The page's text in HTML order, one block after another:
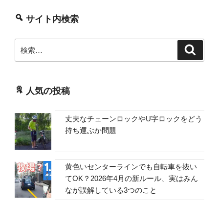
サイト内検索
索:
人気の投稿
丈夫なチェーンロックやU字ロックをどう
持ち運ぶか問題
黄色いセンターラインでも自転車を抜い
てOK？2026年4月の新ルール、実はみん
なが誤解している3つのこと